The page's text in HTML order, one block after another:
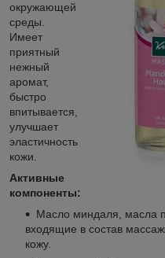
окружающей
среды.
Имеет
приятный
нежный
аромат,
быстро
впитывается,
улучшает
эластичность
кожи.
Активные
компоненты:
Масло миндаля, масла
входящие в состав
кожу.